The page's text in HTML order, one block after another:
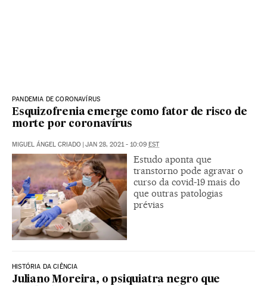
PANDEMIA DE CORONAVÍRUS
Esquizofrenia emerge como fator de risco de
morte por coronavírus
MIGUEL ÁNGEL CRIADO JAN 28, 2021 - 10:09 EST
Estudo aponta que
transtorno pode agravar o
curso da covid-19 mais do
que outras patologias
prévias
HISTÓRIA DA CIÊNCIA
Juliano Moreira, o psiquiatra negro que